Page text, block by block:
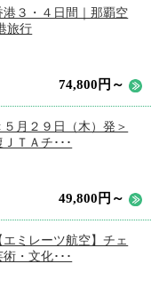
港３・４日間｜那覇空
旅行
74,800円～
５月２９日（木）発＞
ＴＡチ･･･
49,800円～
エミレーツ航空】チェ
・文化･･･